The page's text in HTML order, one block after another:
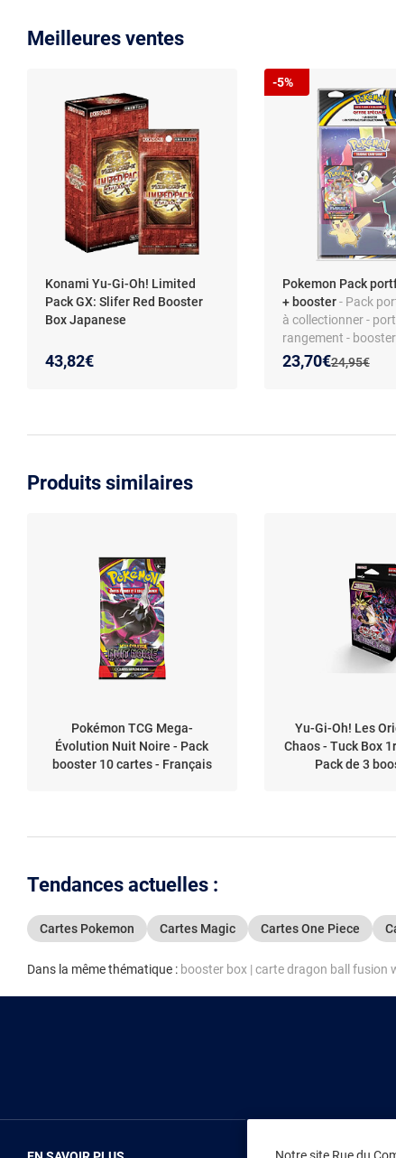
Meilleures ventes
Konami Yu-Gi-Oh! Limited
Pack GX: Slifer Red Booster
Box Japanese
43,82€
Pokemon Pack
+ booster- Pack
à collectionner -
rangement -
en françaisAncien prix :
24,95€
Nouveau prix :
23,70€
Réduction de :
-5%
Produits similaires
Pokémon TCG Mega-
Évolution Nuit Noire - Pack
booster 10 cartes - Français
Yu-Gi-Oh! Les
Chaos - Tuck Box
Pack de 3
Tendances actuelles :
Cartes Pokemon Cartes Magic Cartes One Piece
Dans la même thématique : booster box | carte dragon ball fusion